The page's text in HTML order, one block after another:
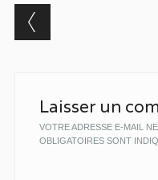
Post
Laisser un
VOTRE ADRESSE E-MAIL
OBLIGATOIRES SONT